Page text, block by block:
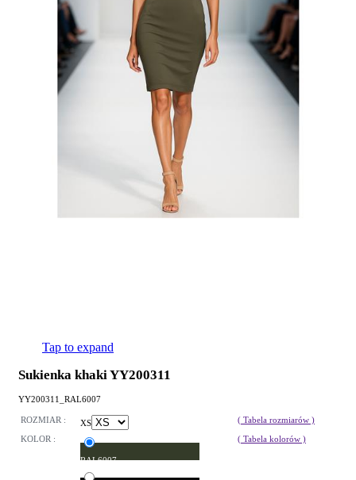
Tap to expand
Sukienka khaki YY200311
YY200311_RAL6007
ROZMIAR : XS
( Tabela rozmiarów )
KOLOR :
RAL6007
( Tabela kolorów )